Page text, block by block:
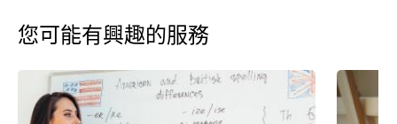
您可能有興趣的服務